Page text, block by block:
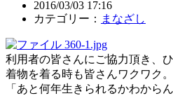
2016/03/03 17:16
カテゴリー： まなざし
利用者の皆さんにご協力頂き、ひ
着物を着る時も皆さんワクワク
「あと何年生きられるかわから